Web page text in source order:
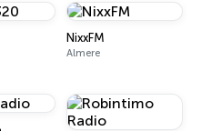
NixxFM
Almere